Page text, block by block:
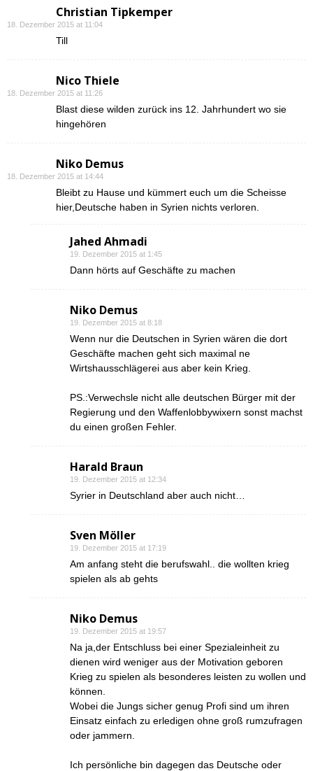
Christian Tipkemper
18. Dezember 2015 at 11:04
Till
Nico Thiele
18. Dezember 2015 at 11:26
Blast diese wilden zurück ins 12. Jahrhundert wo sie
hingehören
Niko Demus
18. Dezember 2015 at 14:44
Bleibt zu Hause und kümmert euch um die Scheisse
hier,Deutsche haben in Syrien nichts verloren.
Jahed Ahmadi
19. Dezember 2015 at 1:45
Dann hörts auf Geschäfte zu machen
Niko Demus
19. Dezember 2015 at 8:18
Wenn nur die Deutschen in Syrien wären die dort
Geschäfte machen geht sich maximal ne
Wirtshausschlägerei aus aber kein Krieg.
PS.:Verwechsle nicht alle deutschen Bürger mit der
Regierung und den Waffenlobbywixern sonst machst
du einen großen Fehler.
Harald Braun
19. Dezember 2015 at 12:34
Syrier in Deutschland aber auch nicht…
Sven Möller
19. Dezember 2015 at 17:19
Am anfang steht die berufswahl.. die wollten krieg
spielen als ab gehts
Niko Demus
19. Dezember 2015 at 19:57
Na ja,der Entschluss bei einer Spezialeinheit zu
dienen wird weniger aus der Motivation geboren
Krieg zu spielen als besonderes leisten zu wollen und
können.
Wobei die Jungs sicher genug Profi sind um ihren
Einsatz einfach zu erledigen ohne groß rumzufragen
oder jammern.
Ich persönliche bin dagegen das Deutsche oder